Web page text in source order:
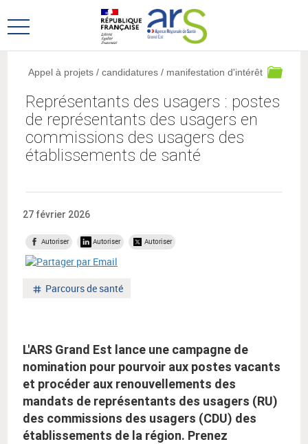
au
menu
au
contenu
Ouvrir
principal
Représentants des usagers : postes
de représentants des usagers en
commissions des usagers des
établissements de santé
Appel à projets / candidatures / manifestation d'intérêt
27 février 2026
Autoriser Autoriser Autoriser
Mot
Parcours de santé
L'ARS Grand Est lance une campagne de
nomination pour pourvoir aux postes vacants
et procéder aux renouvellements des
mandats de représentants des usagers (RU)
des commissions des usagers (CDU) des
établissements de la région. Prenez